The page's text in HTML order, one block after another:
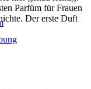
Parfüm für Frauen
Der erste Duft